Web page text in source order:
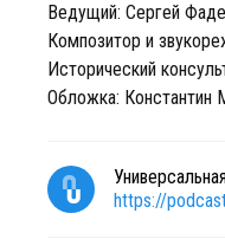
Ведущий: Сергей
Композитор и
Исторический
Обложка: Константин
https://